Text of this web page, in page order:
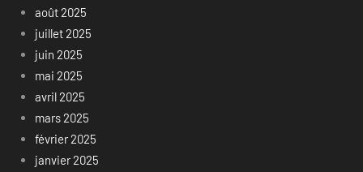
août 2025
juillet 2025
juin 2025
mai 2025
avril 2025
mars 2025
février 2025
janvier 2025